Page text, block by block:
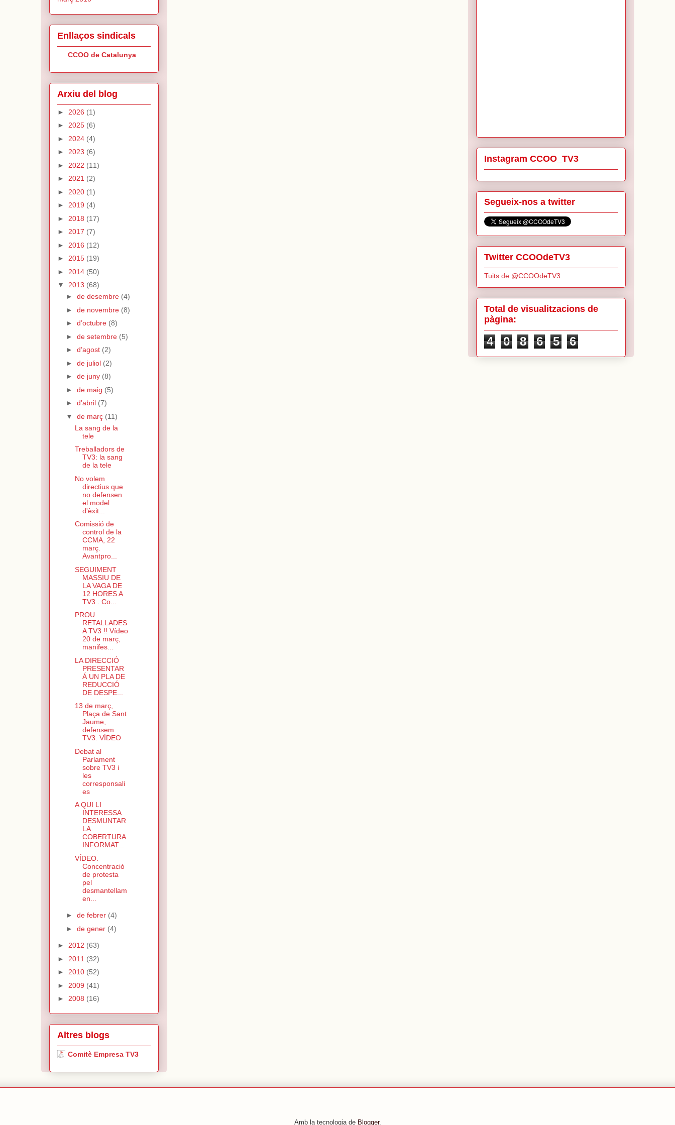
Enllaços sindicals
CCOO de Catalunya
Arxiu del blog
► 2026 (1)
► 2025 (6)
► 2024 (4)
► 2023 (6)
► 2022 (11)
► 2021 (2)
► 2020 (1)
► 2019 (4)
► 2018 (17)
► 2017 (7)
► 2016 (12)
► 2015 (19)
► 2014 (50)
▼ 2013 (68)
► de desembre (4)
► de novembre (8)
► d’octubre (8)
► de setembre (5)
► d’agost (2)
► de juliol (2)
► de juny (8)
► de maig (5)
► d’abril (7)
▼ de març (11)
La sang de la
tele
Treballadors de
TV3: la sang
de la tele
No volem
directius que
no defensen
el model
d'èxit...
Comissió de
control de la
CCMA, 22
març.
Avantpro...
SEGUIMENT
MASSIU DE
LA VAGA DE
12 HORES A
TV3 . Co...
PROU
RETALLADES
A TV3 !! Vídeo
20 de març,
manifes...
LA DIRECCIÓ
PRESENTAR
Á UN PLA DE
REDUCCIÓ
DE DESPE...
13 de març,
Plaça de Sant
Jaume,
defensem
TV3. VÍDEO
Debat al
Parlament
sobre TV3 i
les
corresponsali
es
A QUI LI
INTERESSA
DESMUNTAR
LA
COBERTURA
INFORMAT...
VÍDEO.
Concentració
de protesta
pel
desmantellam
en...
► de febrer (4)
► de gener (4)
► 2012 (63)
► 2011 (32)
► 2010 (52)
► 2009 (41)
► 2008 (16)
Altres blogs
Comitè Empresa TV3
Instagram CCOO_TV3
Segueix-nos a twitter
Twitter CCOOdeTV3
Tuits de @CCOOdeTV3
Total de visualitzacions de
pàgina:
4 0 8 6 5 6
Amb la tecnologia de Blogger.